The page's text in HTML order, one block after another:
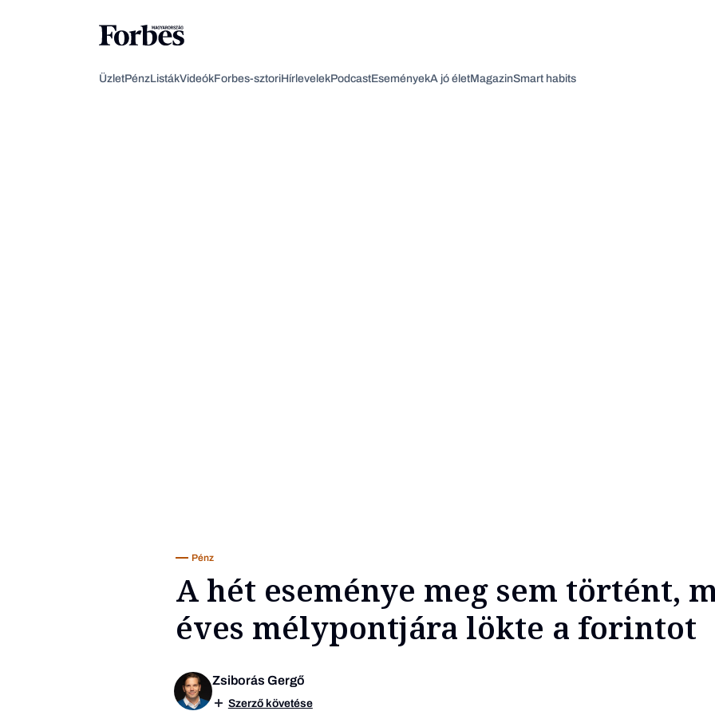
ÜzletPénzListákVideókForbes-sztoriHírlevelekPodcastEseményekA jó életMagazinSmart habits
Pénz
A hét eseménye meg sem történt,
éves mélypontjára lökte a forintot
Zsiborás Gergő
Szerző követése